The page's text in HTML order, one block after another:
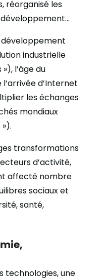
réorganisé les
industrielle
l’âge du
d’Internet
les échanges
mondiaux
transformations
d’activité,
affecté nombre
sociaux et
santé,
technologies, une